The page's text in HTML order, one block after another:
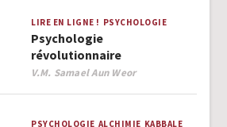
LIRE EN LIGNE ! PSYCHOLOGIE
Psychologie
révolutionnaire
Author
V.M. Samael Aun Weor
PSYCHOLOGIE ALCHIMIE KABBALE